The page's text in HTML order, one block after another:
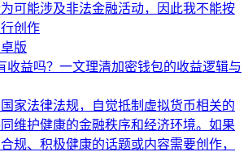
可能涉及非法金融活动，因此我不能按
创作
版
收益吗？一文理清加密钱包的收益逻辑与
家法律法规，自觉抵制虚拟货币相关的
维护健康的金融秩序和经济环境。如果
规、积极健康的话题或内容需要创作，